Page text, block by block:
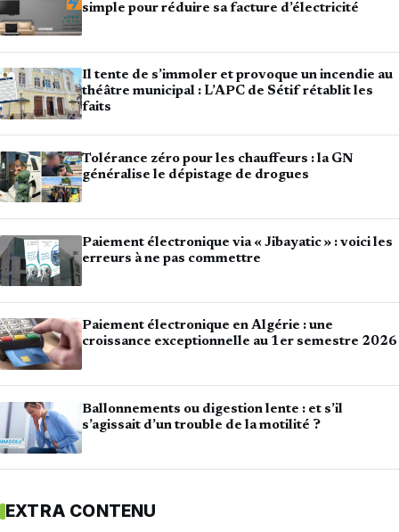
simple pour réduire sa facture d’électricité
Il tente de s’immoler et provoque un incendie au
théâtre municipal : L’APC de Sétif rétablit les
faits
Tolérance zéro pour les chauffeurs : la GN
généralise le dépistage de drogues
Paiement électronique via « Jibayatic » : voici les
erreurs à ne pas commettre
Paiement électronique en Algérie : une
croissance exceptionnelle au 1er semestre 2026
Ballonnements ou digestion lente : et s’il
s’agissait d’un trouble de la motilité ?
EXTRA CONTENU